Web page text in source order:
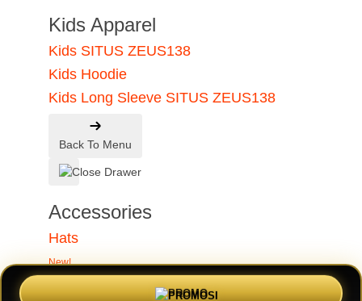
Kids Apparel
Kids SITUS ZEUS138
Kids Hoodie
Kids Long Sleeve SITUS ZEUS138
Back To Menu
Accessories
Hats
New!
Stickers
PROMO